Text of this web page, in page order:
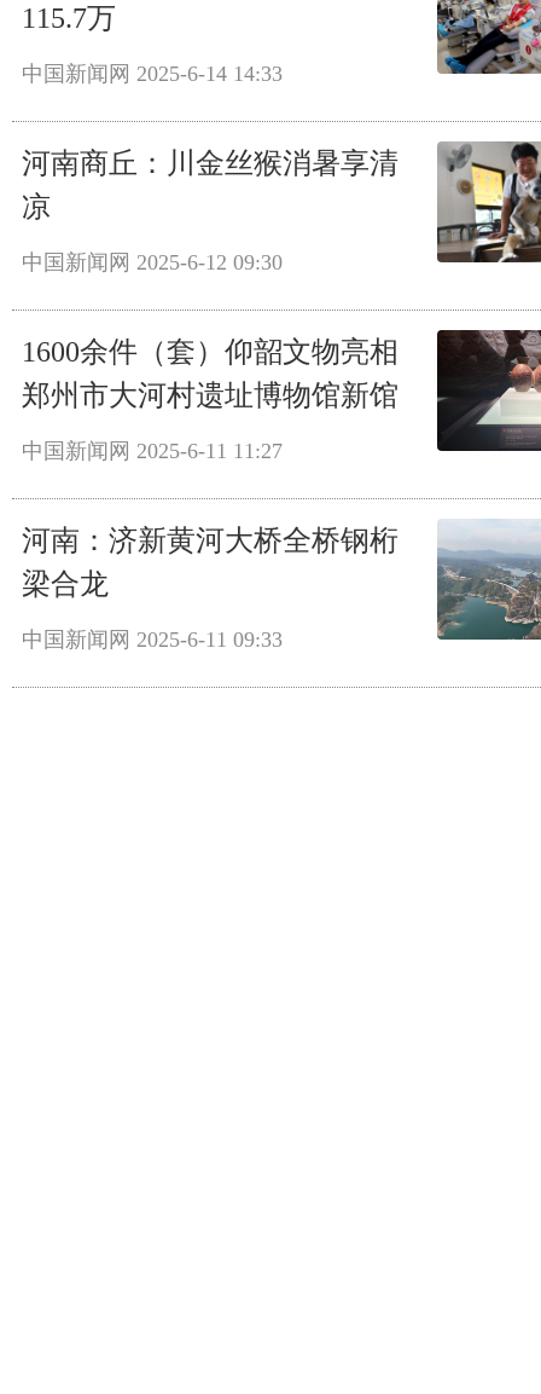
115.7万
中国新闻网 2025-6-14 14:33
河南商丘：川金丝猴消暑享清
凉
中国新闻网 2025-6-12 09:30
1600余件（套）仰韶文物亮相
郑州市大河村遗址博物馆新馆
中国新闻网 2025-6-11 11:27
河南：济新黄河大桥全桥钢桁
梁合龙
中国新闻网 2025-6-11 09:33